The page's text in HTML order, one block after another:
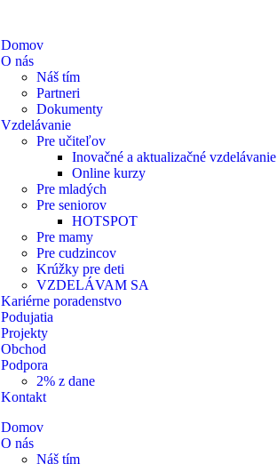
Domov
O nás
Náš tím
Partneri
Dokumenty
Vzdelávanie
Pre učiteľov
Inovačné a aktualizačné vzdelávanie
Online kurzy
Pre mladých
Pre seniorov
HOTSPOT
Pre mamy
Pre cudzincov
Krúžky pre deti
VZDELÁVAM SA
Kariérne poradenstvo
Podujatia
Projekty
Obchod
Podpora
2% z dane
Kontakt
Domov
O nás
Náš tím